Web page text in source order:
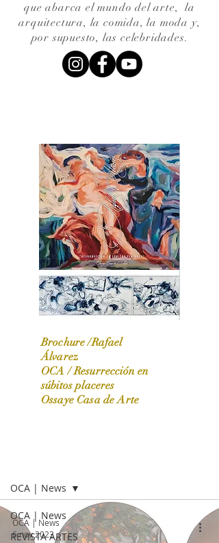
que abarca el mundo del arte,la
arquitectura, la comida, la moda y,
por supuesto, las celebridades.
OCA|News 31 / Marzo-Abril / 2024
Brochure /Rafael
Álvarez
OCA /Resurrección en
súbitos placeres
Ossaye Casa de Arte
OCA | News
REVISTA ARTES
OCA | News
OCA | News
6 nov 2023